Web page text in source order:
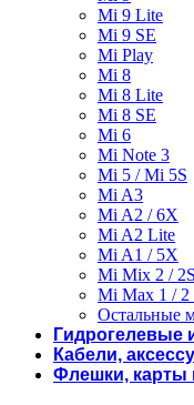
Mi 9 Lite
Mi 9 SE
Mi Play
Mi 8
Mi 8 Lite
Mi 8 SE
Mi 6
Mi Note 3
Mi 5 / Mi 5S
Mi A3
Mi A2 / 6X
Mi A2 Lite
Mi A1 / 5X
Mi Mix 2 /
Mi Max 1 / 2
Остальные
Гидрогелевые
Кабели,
Флешки, карты